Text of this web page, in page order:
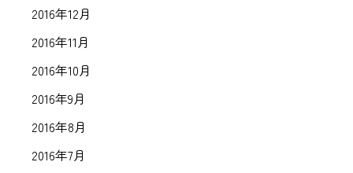
2016年12月
2016年11月
2016年10月
2016年9月
2016年8月
2016年7月